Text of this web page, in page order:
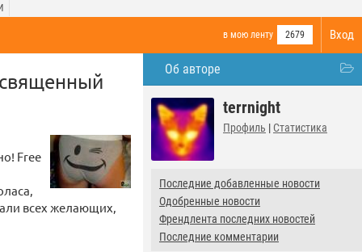
Вход
в мою ленту 2679
Об авторе
terrnight
Профиль | Статистика
Последние добавленные новости
Одобренные новости
Френдлента последних новостей
Последние комментарии
Free
всех желающих,